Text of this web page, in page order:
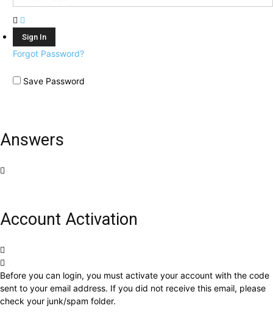
Forgot Password?
Save Password
Answers
Account Activation
Before you can login, you must activate your account with the code
sent to your email address. If you did not receive this email, please
check your junk/spam folder.